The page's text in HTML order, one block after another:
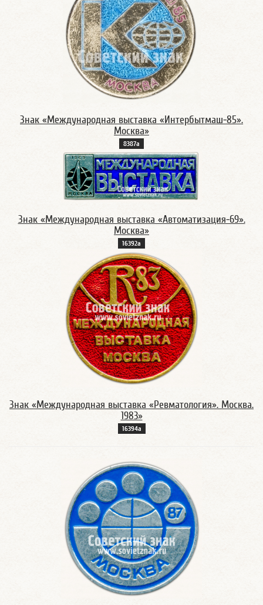
Знак «Международная выставка «Интербытмаш-85».
Москва»
8387а
Знак «Международная выставка «Автоматизация-69».
Москва»
16392а
Знак «Международная выставка «Ревматология». Москва.
1983»
16394а